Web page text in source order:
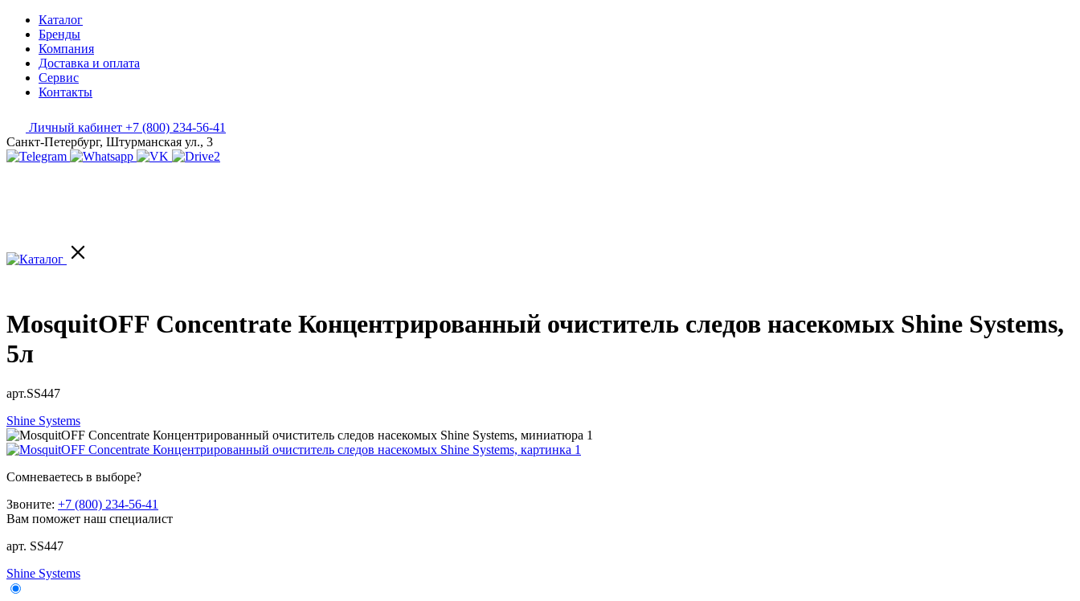
Каталог
Бренды
Компания
Доставка и оплата
Сервис
Контакты
Личный кабинет +7 (800) 234-56-41
Санкт-Петербург, Штурманская ул., 3
MosquitOFF Concentrate Концентрированный очиститель следов насекомых Shine Systems,
5л
арт.SS447
Shine Systems
Сомневаетесь в выборе?
Звоните: +7 (800) 234-56-41
Вам поможет наш специалист
арт. SS447
Shine Systems